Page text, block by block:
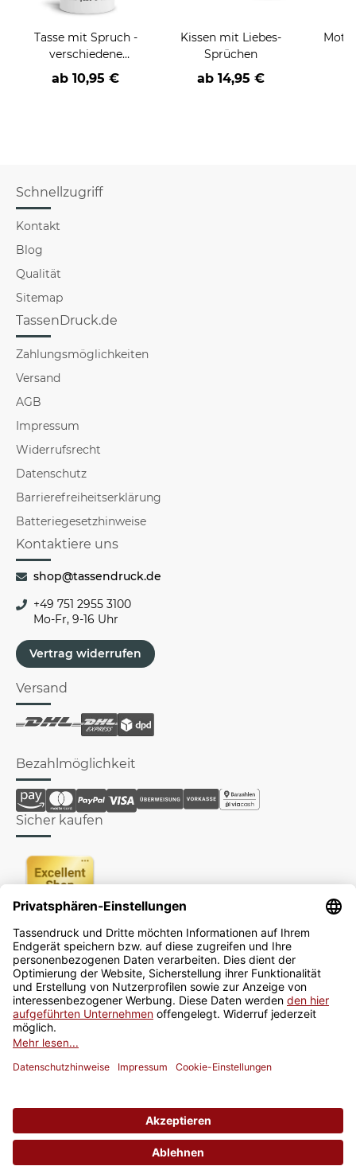
Tasse mit Spruch -
verschiedene
Sprüche und Motive-
ab 10,95 €
Kissen mit Liebes-
Sprüchen
ab 14,95 €
Schnellzugriff
Kontakt
Blog
Qualität
Sitemap
TassenDruck.de
Zahlungsmöglichkeiten
Versand
AGB
Impressum
Widerrufsrecht
Datenschutz
Barrierefreiheitserklärung
Batteriegesetzhinweise
Kontaktiere uns
shop@tassendruck.de
+49 751 2955 3100
Mo-Fr, 9-16 Uhr
Vertrag widerrufen
Versand
Bezahlmöglichkeit
Sicher kaufen
Newsletter